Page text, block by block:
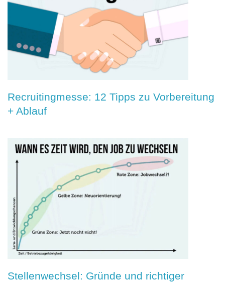
Recruitingmesse: 12 Tipps zu Vorbereitung
+ Ablauf
Stellenwechsel: Gründe und richtiger